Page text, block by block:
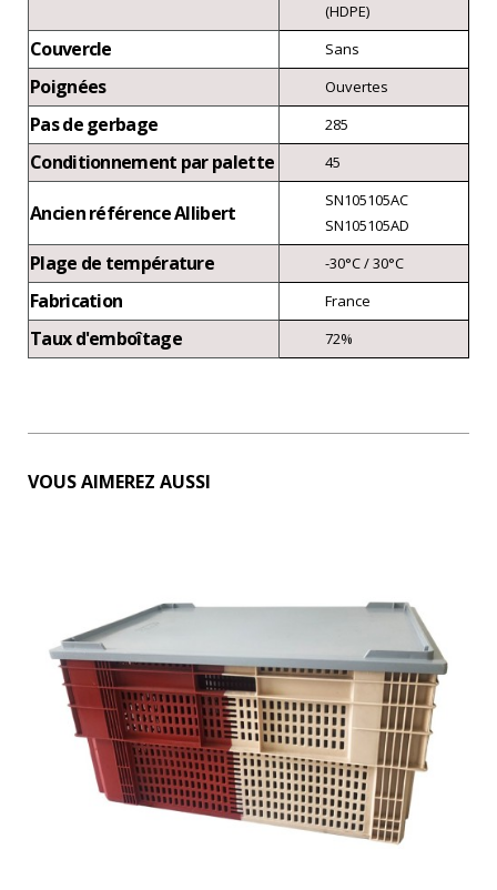
(HDPE)
Couvercle Sans
Poignées Ouvertes
Pas de gerbage 285
Conditionnement par palette 45
Ancien référence Allibert
SN105105AC
SN105105AD
Plage de température -30°C / 30°C
Fabrication France
Taux d'emboîtage 72%
VOUS AIMEREZ AUSSI